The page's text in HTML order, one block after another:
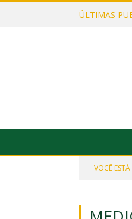
ÚLTIMAS
VOCÊ ESTÁ